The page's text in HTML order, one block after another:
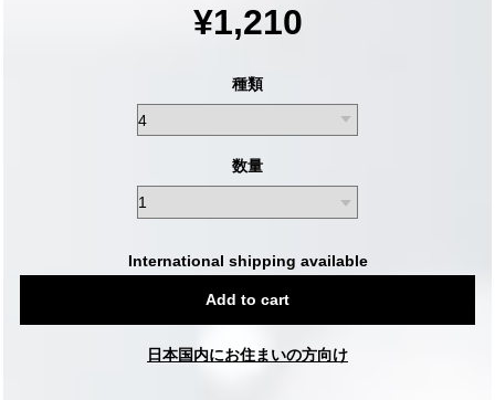
¥1,210
種類
数量
International shipping available
Add to cart
日本国内にお住まいの方向け